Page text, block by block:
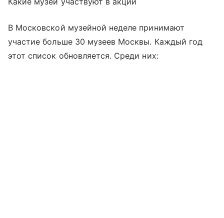
В Московской музейной неделе принимают
участие больше 30 музеев Москвы. Каждый год
этот список обновляется. Среди них: